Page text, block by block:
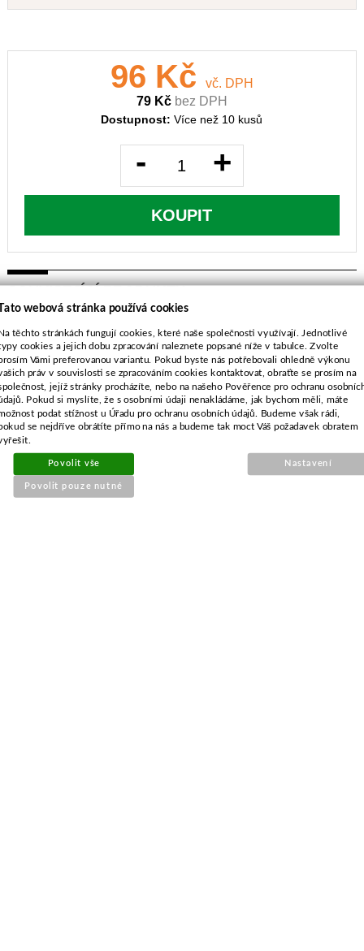
96 Kč
vč. DPH
79 Kč bez DPH
Dostupnost:Více než 10 kusů
- +
KOUPIT
SOUVISEJÍCÍ PRODUKTY
Tryska karburátoru pro Briggs
Serie 500E
webová stránka používá cookies
těchto stránkách fungují cookies, které naše společnosti využívají. Jednotlivé
cookies a jejich dobu zpracování naleznete popsané níže v tabulce. Zvolte
Vámi preferovanou variantu. Pokud byste nás potřebovali ohledně výkonu
práv v souvislosti se zpracováním cookies kontaktovat, obraťte se prosím na
jejíž stránky procházíte, nebo na našeho Pověřence pro ochranu
Pokud si myslíte, že s osobními údaji nenakládáme, jak bychom měli, máte
podat stížnost u Úřadu pro ochranu osobních údajů. Budeme však rádi,
se nejdříve obrátíte přímo na nás a budeme tak moct Váš požadavek obratem
Povolit vše
Povolit pouze nutné
Nastavení